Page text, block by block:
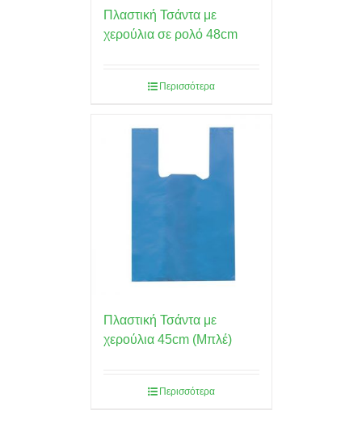
Πλαστική Τσάντα με
χερούλια σε ρολό 48cm
Περισσότερα
Πλαστική Τσάντα με
χερούλια 45cm (Μπλέ)
Περισσότερα